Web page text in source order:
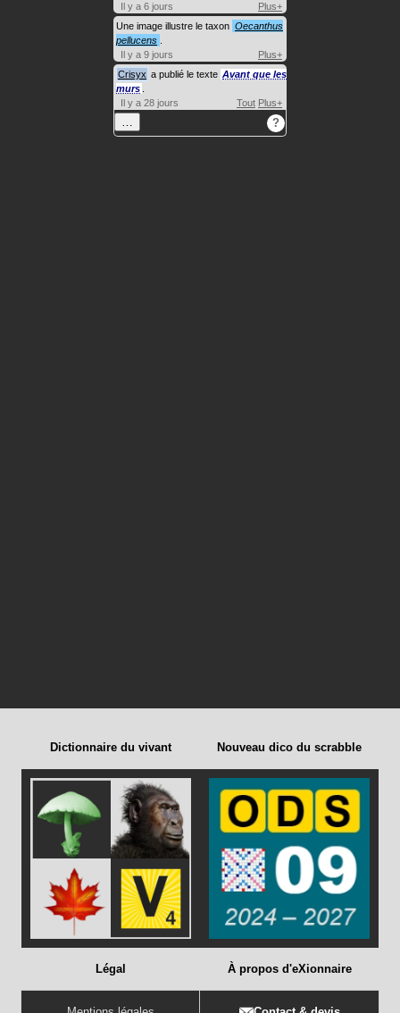
Il y a 6 jours
Plus+
Une image illustre le taxon Oecanthus
pellucens
Il y a 9 jours
Plus+
Crisyx a publié le texte Avant que les
murs
Il y a 28 jours
Tout Plus+
… ?
Dictionnaire du vivant Nouveau dico du scrabble
Légal À propos d'eXionnaire